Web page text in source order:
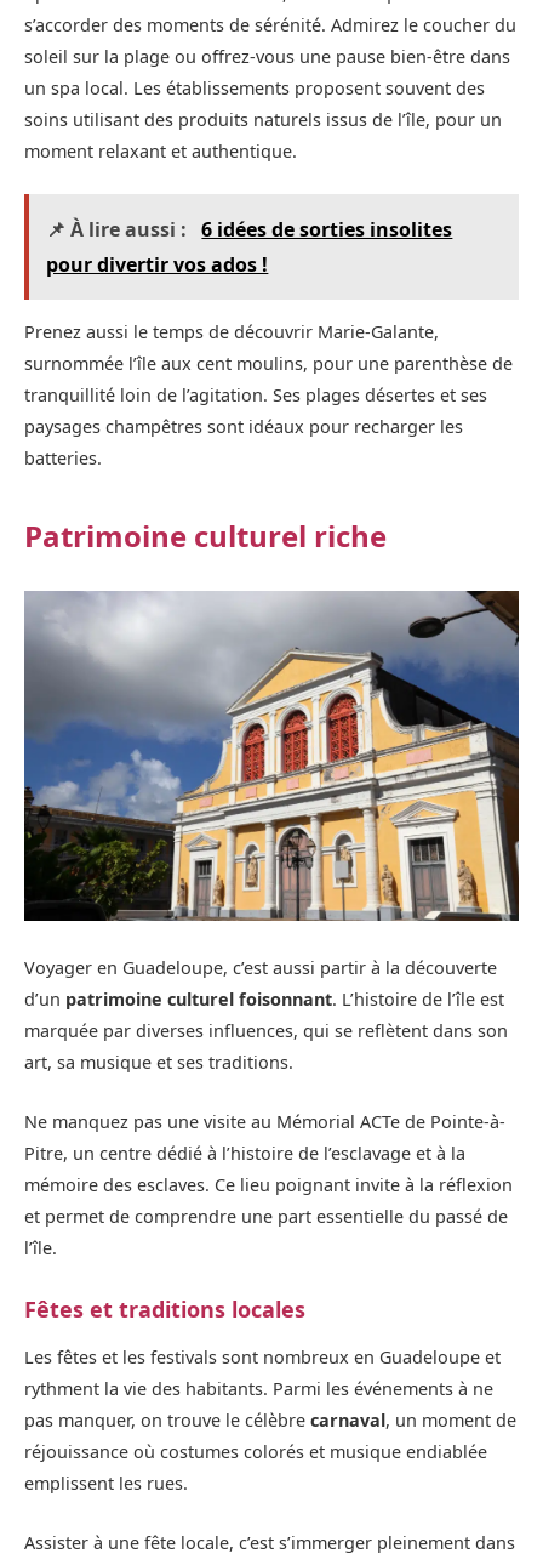
s’accorder des moments de sérénité. Admirez le coucher du
soleil sur la plage ou offrez-vous une pause bien-être dans
un spa local. Les établissements proposent souvent des
soins utilisant des produits naturels issus de l’île, pour un
moment relaxant et authentique.
📌 À lire aussi :
6 idées de sorties insolites
pour divertir vos ados !
Prenez aussi le temps de découvrir Marie-Galante,
surnommée l’île aux cent moulins, pour une parenthèse de
tranquillité loin de l’agitation. Ses plages désertes et ses
paysages champêtres sont idéaux pour recharger les
batteries.
Patrimoine culturel riche
Voyager en Guadeloupe, c’est aussi partir à la découverte
d’un patrimoine culturel foisonnant. L’histoire de l’île est
marquée par diverses influences, qui se reflètent dans son
art, sa musique et ses traditions.
Ne manquez pas une visite au Mémorial ACTe de Pointe-à-
Pitre, un centre dédié à l’histoire de l’esclavage et à la
mémoire des esclaves. Ce lieu poignant invite à la réflexion
et permet de comprendre une part essentielle du passé de
l’île.
Fêtes et traditions locales
Les fêtes et les festivals sont nombreux en Guadeloupe et
rythment la vie des habitants. Parmi les événements à ne
pas manquer, on trouve le célèbre carnaval, un moment de
réjouissance où costumes colorés et musique endiablée
emplissent les rues.
Assister à une fête locale, c’est s’immerger pleinement dans